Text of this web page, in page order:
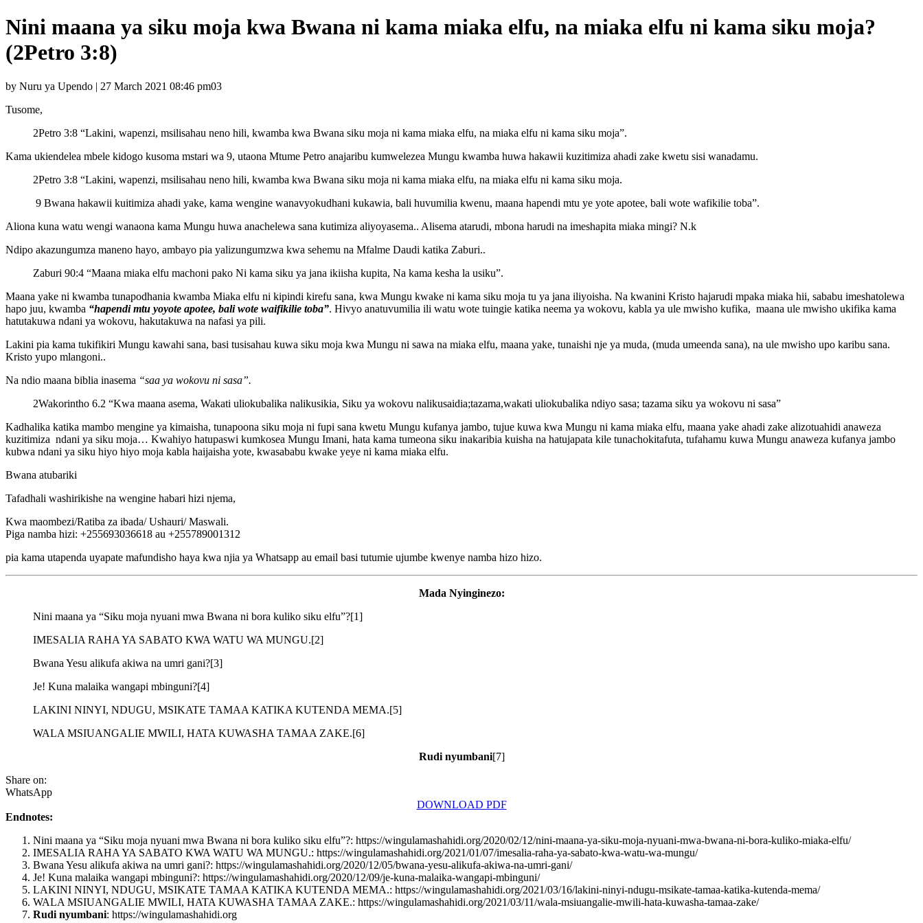
Nini maana ya siku moja kwa Bwana ni kama miaka elfu, na miaka elfu ni kama siku moja?
(2Petro 3:8)
by Nuru ya Upendo | 27 March 2021 08:46 pm03
Tusome,
2Petro 3:8 “Lakini, wapenzi, msilisahau neno hili, kwamba kwa Bwana siku moja ni kama miaka elfu, na miaka elfu ni kama siku moja”.
Kama ukiendelea mbele kidogo kusoma mstari wa 9, utaona Mtume Petro anajaribu kumwelezea Mungu kwamba huwa hakawii kuzitimiza ahadi zake kwetu sisi wanadamu.
2Petro 3:8 “Lakini, wapenzi, msilisahau neno hili, kwamba kwa Bwana siku moja ni kama miaka elfu, na miaka elfu ni kama siku moja.
9 Bwana hakawii kuitimiza ahadi yake, kama wengine wanavyokudhani kukawia, bali huvumilia kwenu, maana hapendi mtu ye yote apotee, bali wote wafikilie toba”.
Aliona kuna watu wengi wanaona kama Mungu huwa anachelewa sana kutimiza aliyoyasema.. Alisema atarudi, mbona harudi na imeshapita miaka mingi? N.k
Ndipo akazungumza maneno hayo, ambayo pia yalizungumzwa kwa sehemu na Mfalme Daudi katika Zaburi..
Zaburi 90:4 “Maana miaka elfu machoni pako Ni kama siku ya jana ikiisha kupita, Na kama kesha la usiku”.
Maana yake ni kwamba tunapodhania kwamba Miaka elfu ni kipindi kirefu sana, kwa Mungu kwake ni kama siku moja tu ya jana iliyoisha. Na kwanini Kristo hajarudi mpaka miaka hii, sababu imeshatolewa
hapo juu, kwamba “hapendi mtu yoyote apotee, bali wote waifikilie toba”. Hivyo anatuvumilia ili watu wote tuingie katika neema ya wokovu, kabla ya ule mwisho kufika, maana ule mwisho ukifika kama
hatutakuwa ndani ya wokovu, hakutakuwa na nafasi ya pili.
Lakini pia kama tukifikiri Mungu kawahi sana, basi tusisahau kuwa siku moja kwa Mungu ni sawa na miaka elfu, maana yake, tunaishi nje ya muda, (muda umeenda sana), na ule mwisho upo karibu sana.
Kristo yupo mlangoni..
Na ndio maana biblia inasema “saa ya wokovu ni sasa”.
2Wakorintho 6.2 “Kwa maana asema, Wakati uliokubalika nalikusikia, Siku ya wokovu nalikusaidia;tazama,wakati uliokubalika ndiyo sasa; tazama siku ya wokovu ni sasa”
Kadhalika katika mambo mengine ya kimaisha, tunapoona siku moja ni fupi sana kwetu Mungu kufanya jambo, tujue kuwa kwa Mungu ni kama miaka elfu, maana yake ahadi zake alizotuahidi anaweza
kuzitimiza ndani ya siku moja… Kwahiyo hatupaswi kumkosea Mungu Imani, hata kama tumeona siku inakaribia kuisha na hatujapata kile tunachokitafuta, tufahamu kuwa Mungu anaweza kufanya jambo
kubwa ndani ya siku hiyo hiyo moja kabla haijaisha yote, kwasababu kwake yeye ni kama miaka elfu.
Bwana atubariki
Tafadhali washirikishe na wengine habari hizi njema,
Kwa maombezi/Ratiba za ibada/ Ushauri/ Maswali.
Piga namba hizi: +255693036618 au +255789001312
pia kama utapenda uyapate mafundisho haya kwa njia ya Whatsapp au email basi tutumie ujumbe kwenye namba hizo hizo.
Mada Nyinginezo:
Nini maana ya “Siku moja nyuani mwa Bwana ni bora kuliko siku elfu”?[1]
IMESALIA RAHA YA SABATO KWA WATU WA MUNGU.[2]
Bwana Yesu alikufa akiwa na umri gani?[3]
Je! Kuna malaika wangapi mbinguni?[4]
LAKINI NINYI, NDUGU, MSIKATE TAMAA KATIKA KUTENDA MEMA.[5]
WALA MSIUANGALIE MWILI, HATA KUWASHA TAMAA ZAKE.[6]
Rudi nyumbani[7]
Share on:
WhatsApp
DOWNLOAD PDF
Endnotes:
Nini maana ya “Siku moja nyuani mwa Bwana ni bora kuliko siku elfu”?: https://wingulamashahidi.org/2020/02/12/nini-maana-ya-siku-moja-nyuani-mwa-bwana-ni-bora-kuliko-miaka-elfu/
IMESALIA RAHA YA SABATO KWA WATU WA MUNGU.: https://wingulamashahidi.org/2021/01/07/imesalia-raha-ya-sabato-kwa-watu-wa-mungu/
Bwana Yesu alikufa akiwa na umri gani?: https://wingulamashahidi.org/2020/12/05/bwana-yesu-alikufa-akiwa-na-umri-gani/
Je! Kuna malaika wangapi mbinguni?: https://wingulamashahidi.org/2020/12/09/je-kuna-malaika-wangapi-mbinguni/
LAKINI NINYI, NDUGU, MSIKATE TAMAA KATIKA KUTENDA MEMA.: https://wingulamashahidi.org/2021/03/16/lakini-ninyi-ndugu-msikate-tamaa-katika-kutenda-mema/
WALA MSIUANGALIE MWILI, HATA KUWASHA TAMAA ZAKE.: https://wingulamashahidi.org/2021/03/11/wala-msiuangalie-mwili-hata-kuwasha-tamaa-zake/
Rudi nyumbani: https://wingulamashahidi.org